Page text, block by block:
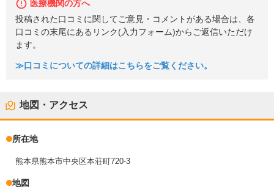
医療機関の方へ
投稿された口コミに関してご意見・コメントがある場合は、各
口コミの末尾にあるリンク(入力フォーム)からご返信いただけ
ます。
≫口コミについての詳細はこちらをご覧ください。
地図・アクセス
所在地
熊本県熊本市中央区本荘町720-3
地図